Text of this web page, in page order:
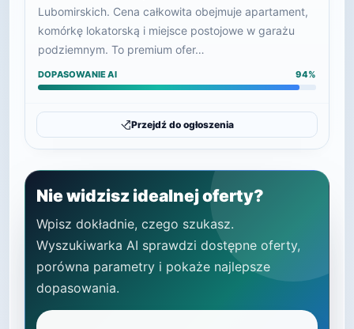
Lubomirskich. Cena całkowita obejmuje apartament,
komórkę lokatorską i miejsce postojowe w garażu
podziemnym. To premium ofer…
DOPASOWANIE AI 94%
Przejdź do ogłoszenia
Nie widzisz idealnej oferty?
Wpisz dokładnie, czego szukasz.
Wyszukiwarka AI sprawdzi dostępne oferty,
porówna parametry i pokaże najlepsze
dopasowania.